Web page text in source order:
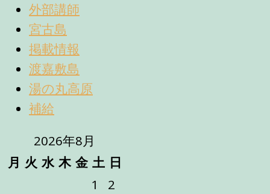
外部講師
宮古島
掲載情報
渡嘉敷島
湯の丸高原
補給
2026年8月
月 火 水 木 金 土 日
1
2